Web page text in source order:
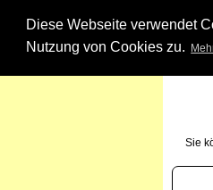
Diese Webseite verwendet
Nutzung von Cookies zu.
Sie